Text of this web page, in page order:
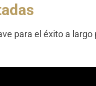
para el éxito a largo